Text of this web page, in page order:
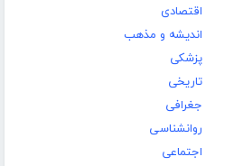
اقتصادی
اندیشه و مذهب
پزشکی
تاریخی
جغرافی
روانشناسی
اجتماعی